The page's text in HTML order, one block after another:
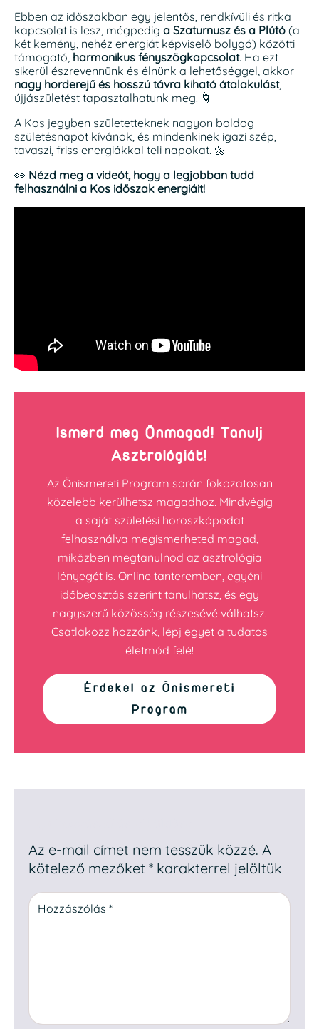
Ebben az időszakban egy jelentős, rendkívüli és ritka
kapcsolat is lesz, mégpedig a Szaturnusz és a Plútó (a
két kemény, nehéz energiát képviselő bolygó) közötti
támogató, harmonikus fényszögkapcsolat. Ha ezt
sikerül észrevennünk és élnünk a lehetőséggel, akkor
nagy horderejű és hosszú távra kiható átalakulást,
újjászületést tapasztalhatunk meg. 🌀
A Kos jegyben születetteknek nagyon boldog
születésnapot kívánok, és mindenkinek igazi szép,
tavaszi, friss energiákkal teli napokat. 🌼
👀 Nézd meg a videót, hogy a legjobban tudd
felhasználni a Kos időszak energiáit!
Ismerd meg Önmagad! Tanulj
Asztrológiát!
Az Önismereti Program során fokozatosan
közelebb kerülhetsz magadhoz. Mindvégig
a saját születési horoszkópodat
felhasználva megismerheted magad,
miközben megtanulnod az asztrológia
lényegét is. Online tanteremben, egyéni
időbeosztás szerint tanulhatsz, és egy
nagyszerű közösség részesévé válhatsz.
Csatlakozz hozzánk, lépj egyet a tudatos
életmód felé!
Érdekel az Önismereti
Program
Az e-mail címet nem tesszük közzé. A
kötelező mezőket * karakterrel jelöltük